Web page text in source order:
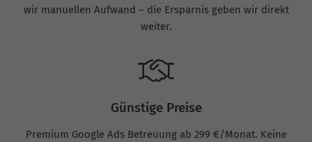
wir manuellen Aufwand – die Ersparnis geben wir direkt
weiter.
Günstige Preise
Premium Google Ads Betreuung ab 299 €/Monat. Keine